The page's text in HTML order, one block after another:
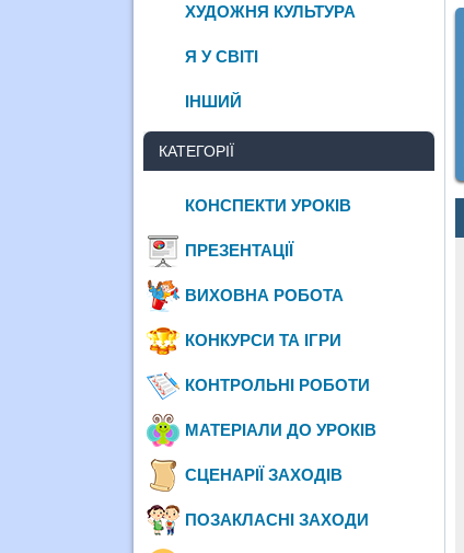
ХУДОЖНЯ КУЛЬТУРА
Я У СВІТІ
ІНШИЙ
КАТЕГОРІЇ
КОНСПЕКТИ УРОКІВ
ПРЕЗЕНТАЦІЇ
ВИХОВНА РОБОТА
КОНКУРСИ ТА ІГРИ
КОНТРОЛЬНІ РОБОТИ
МАТЕРІАЛИ ДО УРОКІВ
СЦЕНАРІЇ ЗАХОДІВ
ПОЗАКЛАСНІ ЗАХОДИ